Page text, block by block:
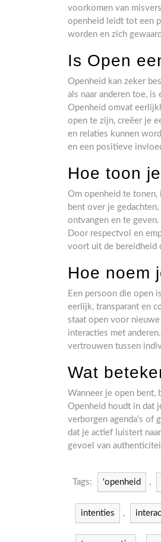
voorkomen van
openheid leidt tot een
worden en zich
Is Open
Openheid kan zeker
als naar anderen toe,
Openheid omvat
open te zijn, creëer je
en relaties kunnen
en een positieve
Hoe toon
Om openheid te tonen,
bent over je
ontvangen en te
Door respectvol en
voort uit de bereidheid
Hoe noem
Een persoon die open
eerlijk, transparant en
staat open voor
interacties met
vertrouwen tussen
Wat
Wanneer je open bent,
Openheid houdt in dat
verborgen agenda’s
dat je actief luistert
gevoel van
Tags: 'openheid ,
intenties ,